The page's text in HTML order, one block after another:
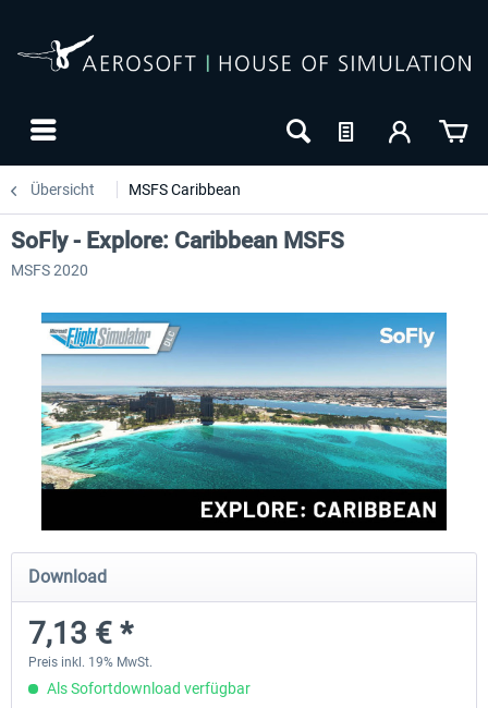
Übersicht MSFS Caribbean
FSDG - St Lucia TLPC MSFS
11,90 € *
SoFly - Explore: Caribbean MSFS
MSFS 2020
Download
7,13 € *
Preis inkl. 19% MwSt.
Als Sofortdownload verfügbar